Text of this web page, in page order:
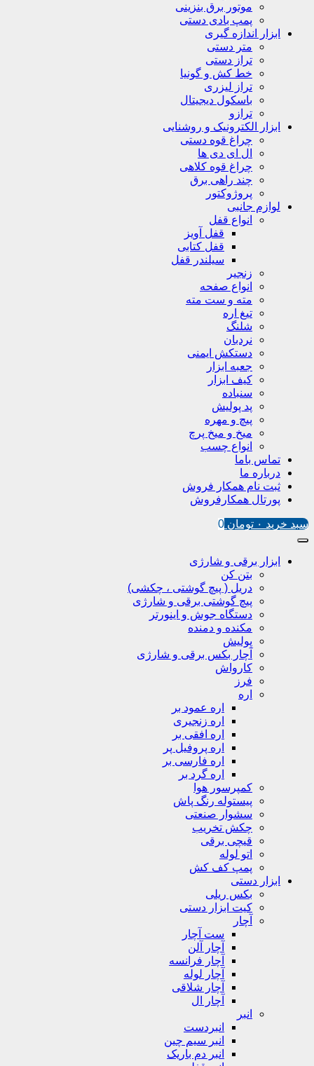
موتور برق بنزینی
پمپ بادی دستی
ابزار اندازه گیری
متر دستی
تراز دستی
خط کش و گونیا
تراز لیزری
باسکول دیجیتال
ترازو
ابزار الکترونیک و روشنایی
چراغ قوه دستی
ال ای دی ها
چراغ قوه کلاهی
چند راهی برق
پروژوکتور
لوازم جانبی
انواع قفل
قفل آویز
قفل کتابی
سیلندر قفل
زنجیر
انواع صفحه
مته و ست مته
تیغ اره
شلنگ
نردبان
دستکش ایمنی
جعبه ابزار
کیف ابزار
سنباده
پد پولیش
پیچ و مهره
میخ و میخ پرچ
انواع چسب
تماس باما
درباره ما
ثبت نام همکار فروش
پورتال همکارفروش
سبد خرید ۰ تومان 0
ابزار برقی و شارژی
بتن کن
دریل ( پیچ گوشتی ، چکشی)
پیچ گوشتی برقی و شارژی
دستگاه جوش و اینورتر
مکنده و دمنده
پولیش
آچار بکس برقی و شارژی
کارواش
فرز
اره
اره عمود بر
اره زنجیری
اره افقی بر
اره پروفیل پر
اره فارسی بر
اره گرد بر
کمپرسور هوا
پیستوله رنگ پاش
سشوار صنعتی
چکش تخریب
قیچی برقی
اتو لوله
پمپ کف کش
ابزار دستی
بکس ریلی
کیت ابزار دستی
آچار
ست آچار
آچار آلن
آچار فرانسه
آچار لوله
آچار شلاقی
آچار ال
انبر
انبردست
انبر سیم چین
انبر دم باریک